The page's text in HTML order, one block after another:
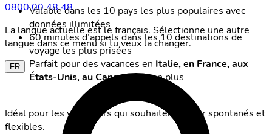
0800 00 48 48
La langue actuelle est le français. Sélectionne une autre
langue dans ce menu si tu veux la changer.
FR
Valable dans les 10 pays les plus populaires avec
données illimitées
60 minutes d’appels dans les 10 destinations de
voyage les plus prisées
Parfait pour des vacances en Italie, en France, aux
États-Unis, au Canadaet bien plus
Idéal pour les voyageurs qui souhaitent rester spontanés et
flexibles.